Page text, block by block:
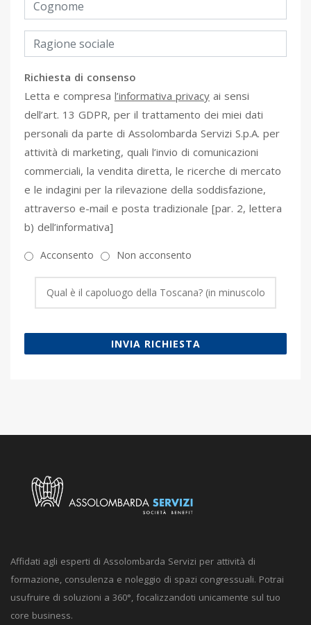
Richiesta di consenso
Letta e compresa l’informativa privacy ai sensi
dell’art. 13 GDPR, per il trattamento dei miei dati
personali da parte di Assolombarda Servizi S.p.A. per
attività di marketing, quali l’invio di comunicazioni
commerciali, la vendita diretta, le ricerche di mercato
e le indagini per la rilevazione della soddisfazione,
attraverso e-mail e posta tradizionale [par. 2, lettera
b) dell’informativa]
Acconsento Non acconsento
INVIA RICHIESTA
Affidati agli esperti di Assolombarda Servizi per attività di
formazione, consulenza e noleggio di spazi congressuali. Potrai
usufruire di soluzioni a 360°, focalizzandoti unicamente sul tuo
core business.